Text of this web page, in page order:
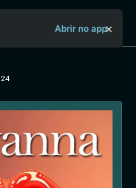
Sobre o Aya Bancah
Abrir no app×